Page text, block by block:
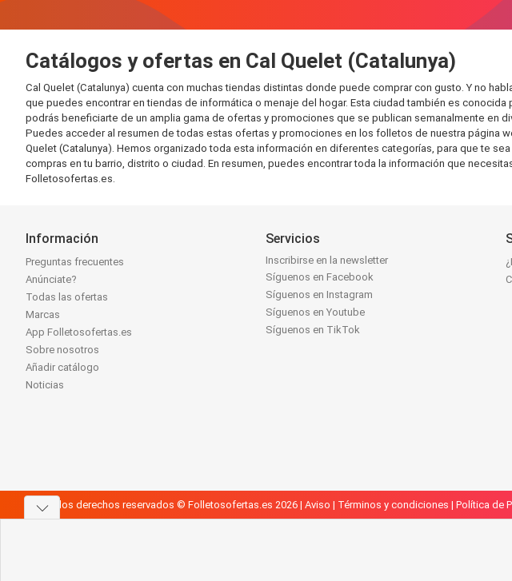
Catálogos y ofertas en Cal Quelet (Catalunya)
Cal Quelet (Catalunya) cuenta con muchas tiendas distintas donde puede comprar con gusto. Y no
que puedes encontrar en tiendas de informática o menaje del hogar. Esta ciudad también es
podrás beneficiarte de un amplia gama de ofertas y promociones que se publican semanalmente en
Puedes acceder al resumen de todas estas ofertas y promociones en los folletos de nuestra página
Quelet (Catalunya). Hemos organizado toda esta información en diferentes categorías, para que te
compras en tu barrio, distrito o ciudad. En resumen, puedes encontrar toda la información que
Folletosofertas.es.
Información
Preguntas frecuentes
Anúnciate?
Todas las ofertas
Marcas
App Folletosofertas.es
Sobre nosotros
Añadir catálogo
Noticias
Servicios
Inscribirse en la newsletter
Síguenos en Facebook
Síguenos en Instagram
Síguenos en Youtube
Síguenos en TikTok
Todos los derechos reservados © Folletosofertas.es 2026 | Aviso | Términos y condiciones | Política de